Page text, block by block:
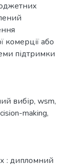
комерції або
підтримки
вибір, wsm,
making,
: дипломний